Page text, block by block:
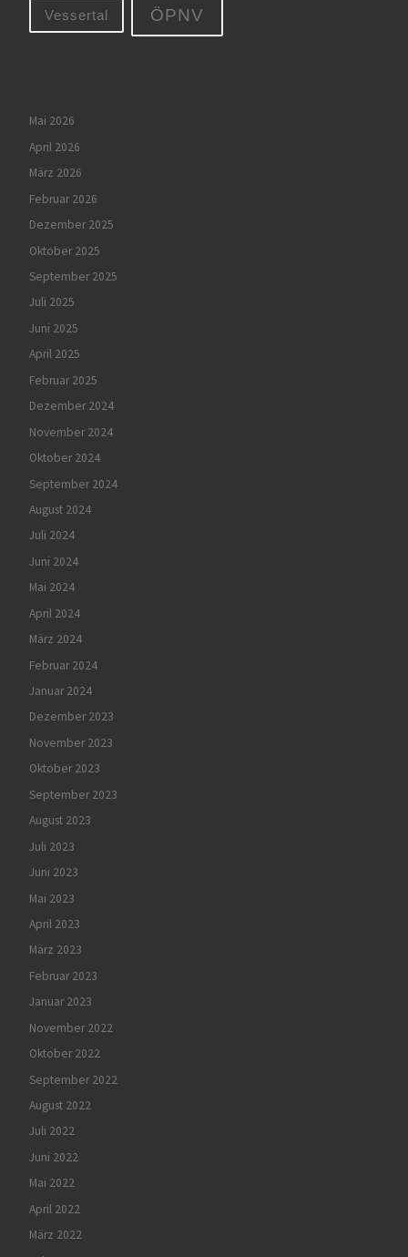
Vessertal ÖPNV
Mai 2026
April 2026
März 2026
Februar 2026
Dezember 2025
Oktober 2025
September 2025
Juli 2025
Juni 2025
April 2025
Februar 2025
Dezember 2024
November 2024
Oktober 2024
September 2024
August 2024
Juli 2024
Juni 2024
Mai 2024
April 2024
März 2024
Februar 2024
Januar 2024
Dezember 2023
November 2023
Oktober 2023
September 2023
August 2023
Juli 2023
Juni 2023
Mai 2023
April 2023
März 2023
Februar 2023
Januar 2023
November 2022
Oktober 2022
September 2022
August 2022
Juli 2022
Juni 2022
Mai 2022
April 2022
März 2022